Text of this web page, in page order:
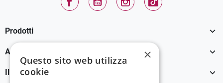
FacebookYouTube InstagramTikTok
Prodotti 
Assistenza Clienti 
Il tuo account 
×
Questo sito web utilizza
cookie